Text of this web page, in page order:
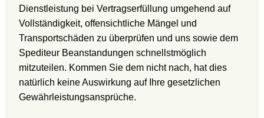
Dienstleistung bei Vertragserfüllung umgehend auf
Vollständigkeit, offensichtliche Mängel und
Transportschäden zu überprüfen und uns sowie dem
Spediteur Beanstandungen schnellstmöglich
mitzuteilen. Kommen Sie dem nicht nach, hat dies
natürlich keine Auswirkung auf Ihre gesetzlichen
Gewährleistungsansprüche.